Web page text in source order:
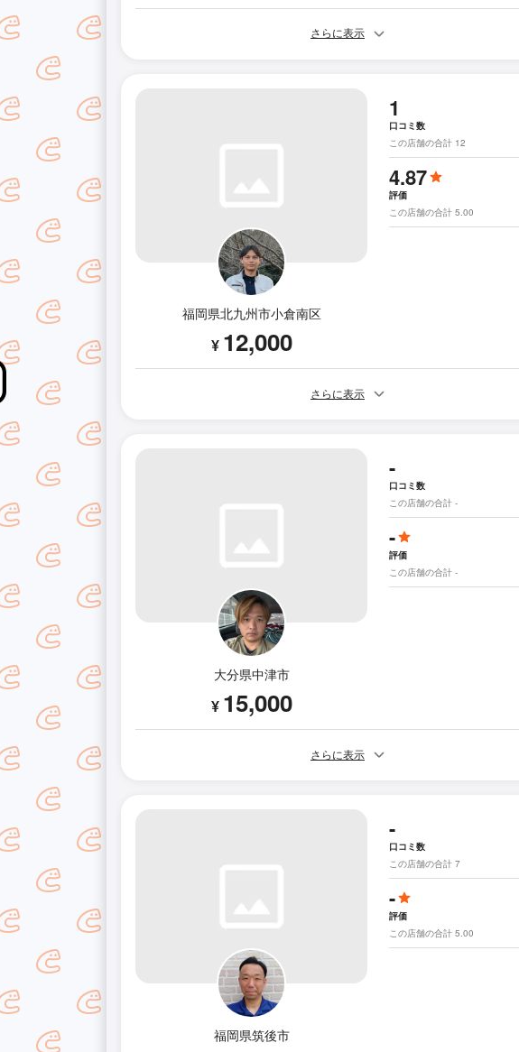
さらに表示
福岡県北九州市小倉南区
¥ 12,000
1
口コミ数
この店舗の合計 12
4.87
評価
この店舗の合計 5.00
さらに表示
大分県中津市
¥ 15,000
-
口コミ数
この店舗の合計 -
-
評価
この店舗の合計 -
さらに表示
福岡県筑後市
-
口コミ数
この店舗の合計 7
-
評価
この店舗の合計 5.00